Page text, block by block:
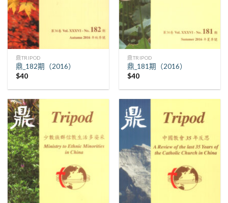
鼎TRIPOD
鼎_182期（2016）
$40
鼎TRIPOD
鼎_181期（2016）
$40